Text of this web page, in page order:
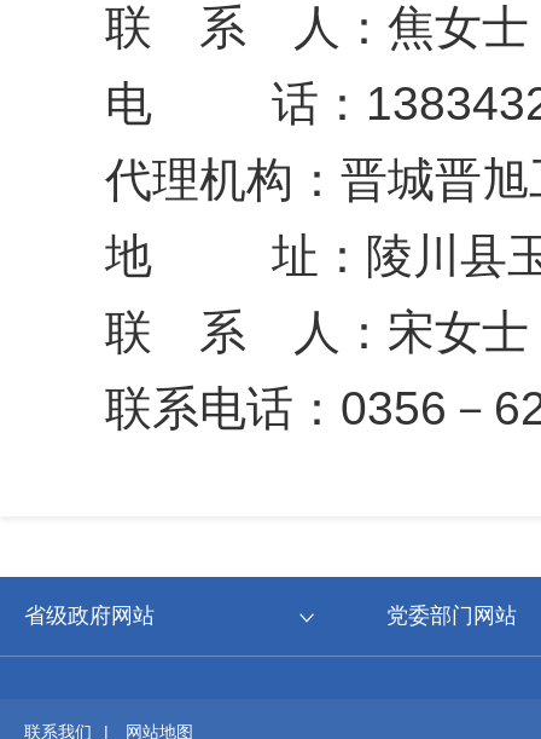
联 系 人：焦女士
电 话：
代理机构：晋城晋
地 址：陵川县玉
联 系 人
联系电话：0356－
省级政府网站 党委部门网站
联系我们 |
网站地图